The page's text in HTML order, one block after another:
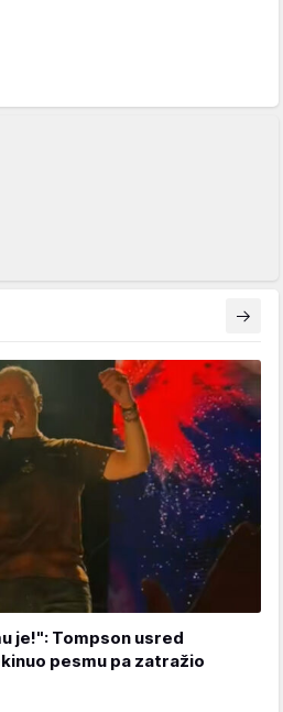
je!": Tompson usred
pesmu pa zatražio